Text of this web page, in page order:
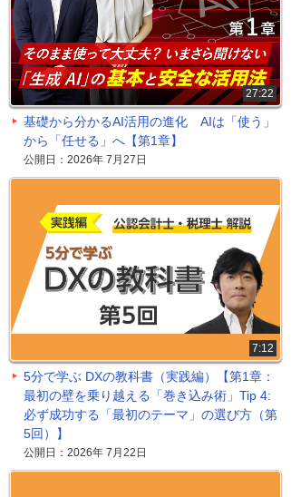
27:22
基礎から分かるAI活用の進化 AIは「使う」
から「任せる」へ【第1章】
公開日：2026年 7月27日
7:12
5分で学ぶ DXの教科書（実践編）【第1章：
最初の壁を乗り越える「巻き込み術」Tip 4:
必ず成功する「最初のテーマ」の選び方（第
5回）】
公開日：2026年 7月22日